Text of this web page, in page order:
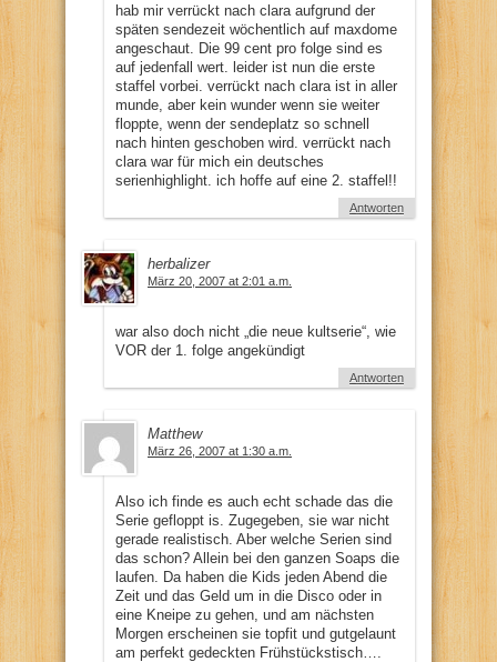
hab mir verrückt nach clara aufgrund der
späten sendezeit wöchentlich auf maxdome
angeschaut. Die 99 cent pro folge sind es
auf jedenfall wert. leider ist nun die erste
staffel vorbei. verrückt nach clara ist in aller
munde, aber kein wunder wenn sie weiter
floppte, wenn der sendeplatz so schnell
nach hinten geschoben wird. verrückt nach
clara war für mich ein deutsches
serienhighlight. ich hoffe auf eine 2. staffel!!
Antworten
herbalizer
März 20, 2007 at 2:01 a.m.
war also doch nicht „die neue kultserie“, wie
VOR der 1. folge angekündigt
Antworten
Matthew
März 26, 2007 at 1:30 a.m.
Also ich finde es auch echt schade das die
Serie gefloppt is. Zugegeben, sie war nicht
gerade realistisch. Aber welche Serien sind
das schon? Allein bei den ganzen Soaps die
laufen. Da haben die Kids jeden Abend die
Zeit und das Geld um in die Disco oder in
eine Kneipe zu gehen, und am nächsten
Morgen erscheinen sie topfit und gutgelaunt
am perfekt gedeckten Frühstückstisch….